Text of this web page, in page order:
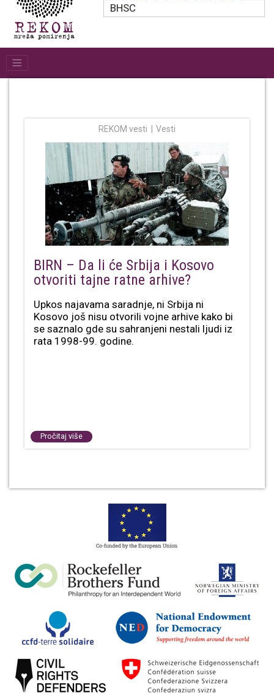
BHSC
REKOM vesti Vesti
BIRN – Da li će Srbija i Kosovo
otvoriti tajne ratne arhive?
Upkos najavama saradnje, ni Srbija ni
Kosovo još nisu otvorili vojne arhive kako bi
se saznalo gde su sahranjeni nestali ljudi iz
rata 1998-99. godine.
Pročitaj više